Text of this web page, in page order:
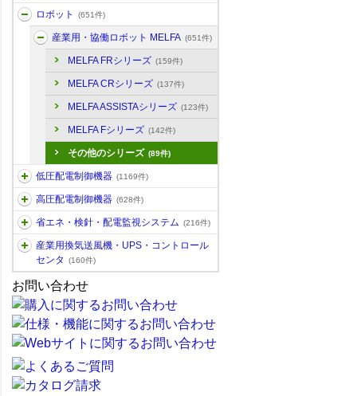
ロボット (651件)
産業用・協働ロボット MELFA (651件)
MELFA FRシリーズ (159件)
MELFA CRシリーズ (137件)
MELFA ASSISTAシリーズ (123件)
MELFA Fシリーズ (142件)
その他のシリーズ (89件)
低圧配電制御機器 (1169件)
高圧配電制御機器 (628件)
省エネ・検針・配電監視システム (216件)
産業用換気送風機・UPS・コントロール
センタ
(160件)
お問い合わせ